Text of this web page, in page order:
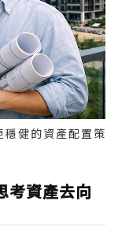
健的資產配置策
考資產去向